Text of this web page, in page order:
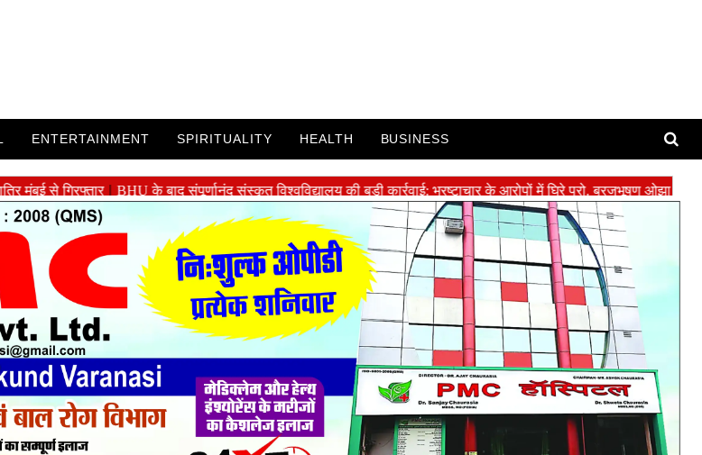
ENTERTAINMENT SPIRITUALITY HEALTH BUSINESS